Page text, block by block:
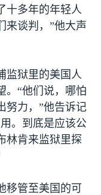
十多年的年轻人
来谈判，”他大声
监狱里的美国人
。“他们说，哪怕
努力，”他告诉记
。到底是应该公
林肯来监狱里探
移管至美国的可